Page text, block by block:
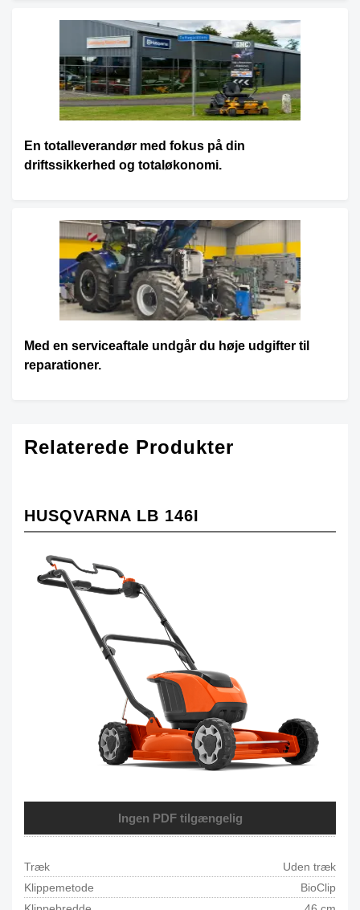
En totalleverandør med fokus på din
driftssikkerhed og totaløkonomi.
Med en serviceaftale undgår du høje udgifter til
reparationer.
Relaterede Produkter
HUSQVARNA LB 146I
Ingen PDF tilgængelig
Træk
Uden træk
Klippemetode
BioClip